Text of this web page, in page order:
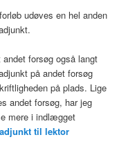
udøves en hel anden
forsøg også langt
på andet forsøg
på plads. Lige
andet forsøg, har jeg
mere i indlægget
til lektor